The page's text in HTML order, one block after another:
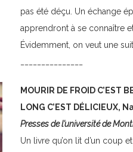
pas été déçu. Un échange
apprendront à se connaître
Évidemment, on veut une
MOURIR DE FROID C’EST
LONG C’EST DÉLICIEUX,
Presses de l’université de
Un livre qu’on lit d’un coup et